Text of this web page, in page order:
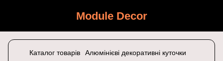
Module Decor
Каталог товарів Алюмінієві декоративні куточки